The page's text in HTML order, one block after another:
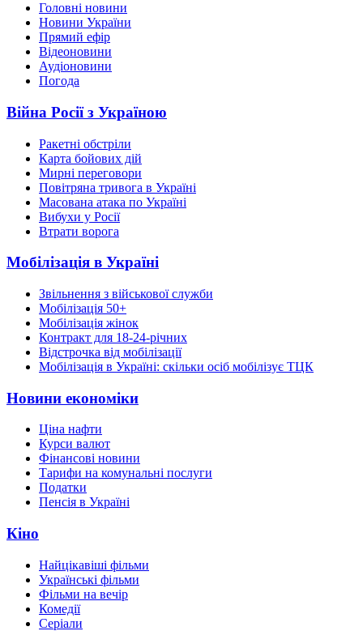
Головні новини
Новини України
Прямий ефір
Відеоновини
Аудіоновини
Погода
Війна Росії з Україною
Ракетні обстріли
Карта бойових дій
Мирні переговори
Повітряна тривога в Україні
Масована атака по Україні
Вибухи у Росії
Втрати ворога
Мобілізація в Україні
Звільнення з військової служби
Мобілізація 50+
Мобілізація жінок
Контракт для 18-24-річних
Відстрочка від мобілізації
Мобілізація в Україні: скільки осіб мобілізує ТЦК
Новини економіки
Ціна нафти
Курси валют
Фінансові новини
Тарифи на комунальні послуги
Податки
Пенсія в Україні
Кіно
Найцікавіші фільми
Українські фільми
Фільми на вечір
Комедії
Серіали